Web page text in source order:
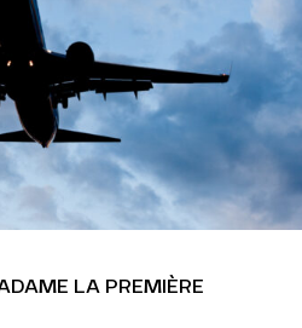
LA PREMIÈRE